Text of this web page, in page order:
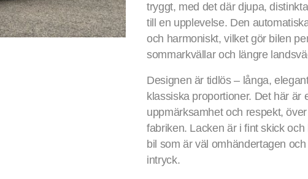
tryggt, med det där djupa,
till en upplevelse. Den
och harmoniskt, vilket gör bilen
sommarkvällar och längre
Designen är tidlös – långa,
klassiska proportioner. Det här är
uppmärksamhet och respekt,
fabriken. Lacken är i fint skick
bil som är väl omhändertagen
intryck.